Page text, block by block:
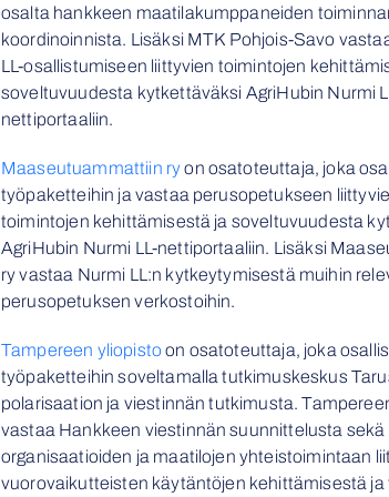
osalta hankkeen maatilakumppaneiden
koordinoinnista. Lisäksi MTK Pohjois-Savo
LL-osallistumiseen liittyvien toimintojen
soveltuvuudesta kytkettäväksi AgriHubin Nurmi
nettiportaaliin.
Maaseutuammattiin ryon osatoteuttaja, joka
työpaketteihin ja vastaa perusopetukseen
toimintojen kehittämisestä ja soveltuvuudesta
AgriHubin Nurmi LL-nettiportaaliin. Lisäksi
ry vastaa Nurmi LL:n kytkeytymisestä muihin
perusopetuksen verkostoihin.
Tampereen yliopisto on osatoteuttaja, joka
työpaketteihin soveltamalla tutkimuskeskus
polarisaation ja viestinnän tutkimusta.
vastaa Hankkeen viestinnän suunnittelusta sekä
organisaatioiden ja maatilojen yhteistoimintaan
vuorovaikutteisten käytäntöjen kehittämisestä ja